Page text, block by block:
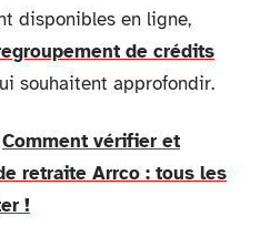
disponibles en ligne,
de crédits
souhaitent approfondir.
Comment vérifier et
retraite Arrco : tous les
!